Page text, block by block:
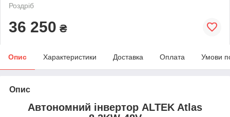
Роздріб
36 250 ₴
Опис Характеристики Доставка Оплата Умови
Опис
Автономний інвертор ALTEK Atlas